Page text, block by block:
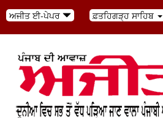
ਅਜੀਤ ਈ-ਪੇਪਰ ਫ਼ਤਹਿਗੜ੍ਹ ਸਾਹਿਬ